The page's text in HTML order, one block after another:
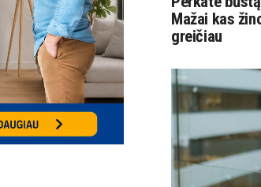
Mažai kas
greičiau